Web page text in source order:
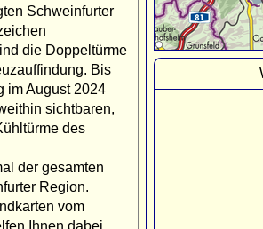
Schweinfurter
die Doppeltürme
Bis
im August 2024
sichtbaren,
des
der gesamten
Region.
vom
Ihnen dabei,